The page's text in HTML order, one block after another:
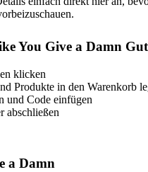
You Give a Damn
klicken
Produkte in den Warenkorb
und Code einfügen
abschließen
a Damn